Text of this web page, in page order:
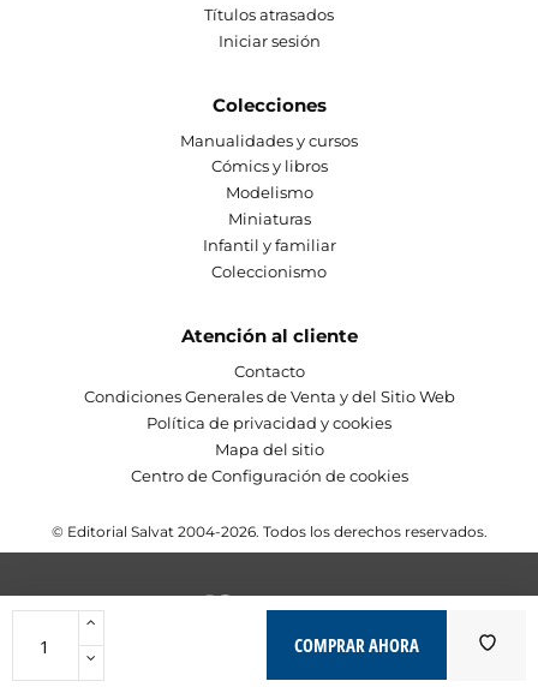
COMPRAR AHORA
Títulos atrasados
Iniciar sesión
Colecciones
Manualidades y cursos
Cómics y libros
Modelismo
Miniaturas
Infantil y familiar
Coleccionismo
Atención al cliente
Contacto
Condiciones Generales de Venta y del Sitio Web
Política de privacidad y cookies
Mapa del sitio
Centro de Configuración de cookies
© Editorial Salvat 2004-2026. Todos los derechos reservados.